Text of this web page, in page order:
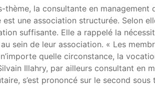
thème, la consultante en
est une association structurée. Selon
suffisante. Elle a rappelé la
sein de leur association. « Les
quelle circonstance, la
Illahry, par ailleurs consultant en
s’est prononcé sur le second